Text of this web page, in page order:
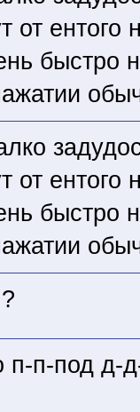
от ентого
быстро
от ентого
быстро
п-п-под д-